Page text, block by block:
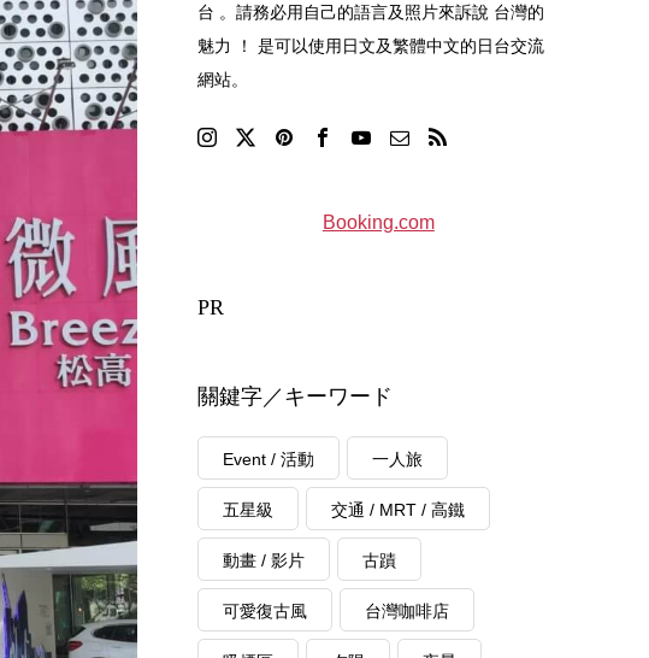
台 。請務必用自己的語言及照片來訴說 台灣的
魅力 ！ 是可以使用日文及繁體中文的日台交流
網站。
Booking.com
PR
關鍵字／キーワード
Event / 活動 一人旅
五星級 交通 / MRT / 高鐵
動畫 / 影片 古蹟
可愛復古風 台灣咖啡店